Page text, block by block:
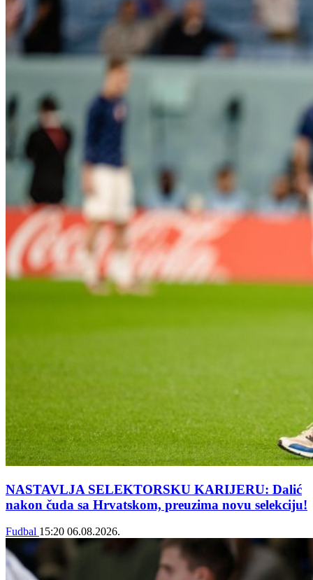
NASTAVLJA SELEKTORSKU KARIJERU: Dalić
nakon čuda sa Hrvatskom, preuzima novu selekciju!
Fudbal 15:20 06.08.2026.